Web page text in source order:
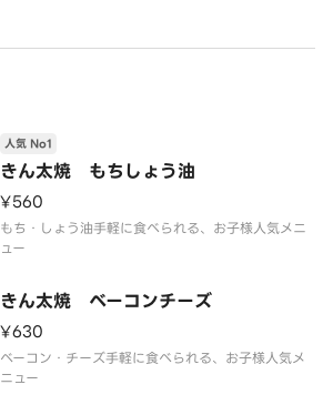
きん太焼 もちしょう油
人気 No1
¥560
もち・しょう油手軽に食べられる、お子様人気メニ
ュー
きん太焼 ベーコンチーズ
¥630
ベーコン・チーズ手軽に食べられる、お子様人気メ
ニュー